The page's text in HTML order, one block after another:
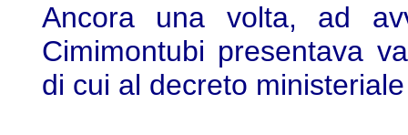
Ancora una volta, ad
Cimimontubi presentava
di cui al decreto